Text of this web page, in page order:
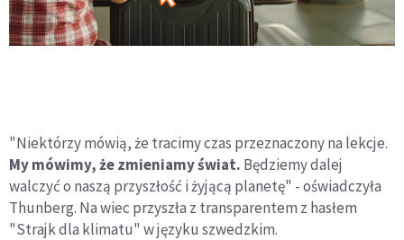
"Niektórzy mówią, że tracimy czas przeznaczony na lekcje.
My mówimy, że zmieniamy świat. Będziemy dalej
walczyć o naszą przyszłość i żyjącą planetę" - oświadczyła
Thunberg. Na wiec przyszła z transparentem z hasłem
"Strajk dla klimatu" w języku szwedzkim.